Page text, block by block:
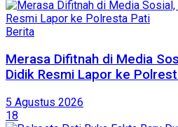
Berita
Merasa Difitnah di Media
Didik Resmi Lapor ke
5 Agustus 2026
18